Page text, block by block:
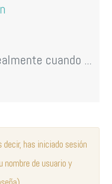
cuando ...
has iniciado sesión
de usuario y